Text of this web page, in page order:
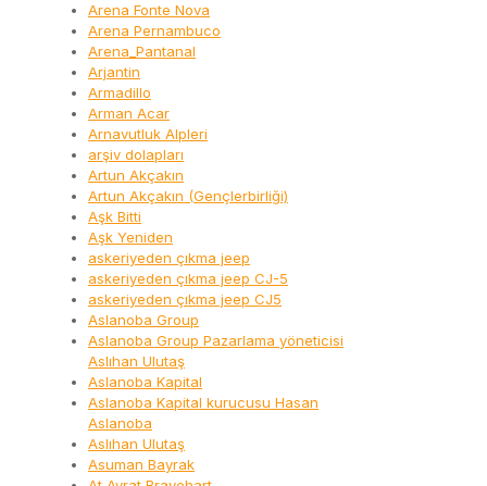
Arena Fonte Nova
Arena Pernambuco
Arena_Pantanal
Arjantin
Armadillo
Arman Acar
Arnavutluk Alpleri
arşiv dolapları
Artun Akçakın
Artun Akçakın (Gençlerbirliği)
Aşk Bitti
Aşk Yeniden
askeriyeden çıkma jeep
askeriyeden çıkma jeep CJ-5
askeriyeden çıkma jeep CJ5
Aslanoba Group
Aslanoba Group Pazarlama yöneticisi
Aslıhan Ulutaş
Aslanoba Kapital
Aslanoba Kapital kurucusu Hasan
Aslanoba
Aslıhan Ulutaş
Asuman Bayrak